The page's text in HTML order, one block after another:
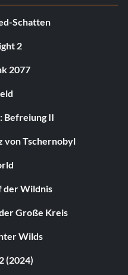
Schatten
2
2077
Befreiung II
von Tschernobyl
der Wildnis
Große Kreis
Wilds
(2024)